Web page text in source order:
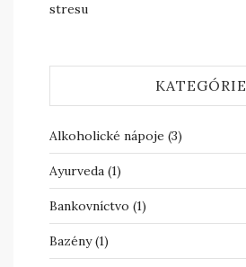
stresu
KATEGÓRIE
Alkoholické nápoje (3)
Ayurveda (1)
Bankovníctvo (1)
Bazény(1)